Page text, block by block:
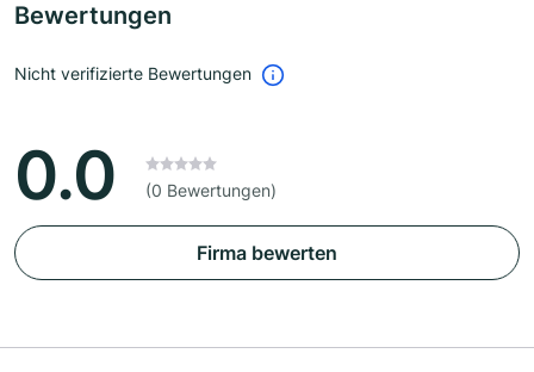
Bewertungen
Nicht verifizierte Bewertungen
0.0 (0 Bewertungen)
Firma bewerten